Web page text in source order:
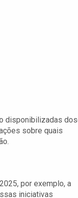
disponibilizadas
sobre quais
por exemplo, a
iniciativas